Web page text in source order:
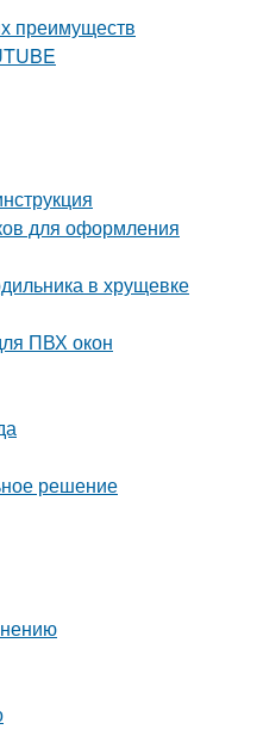
преимуществ
для оформления
в хрущевке
ПВХ окон
решение